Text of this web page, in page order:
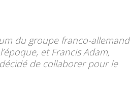
du groupe franco-allemand
et Francis Adam,
de collaborer pour le